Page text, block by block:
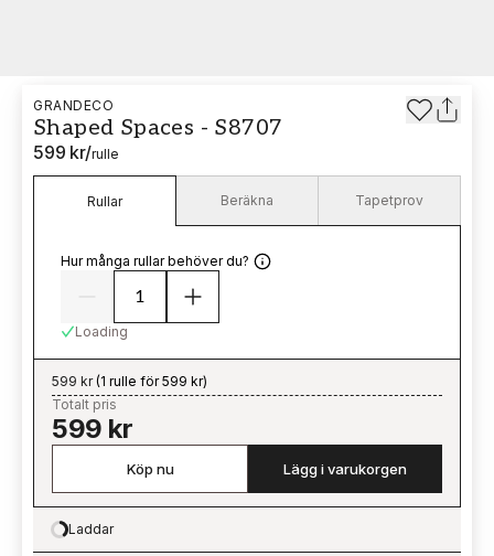
GRANDECO
Shaped Spaces - S8707
599 kr/rulle
Rullar Beräkna Tapetprov
Hur många rullar behöver du?
Loading
599 kr(1 rulle för 599 kr)
Totalt pris
599 kr
Köp nu Lägg i varukorgen
Loading…
Laddar